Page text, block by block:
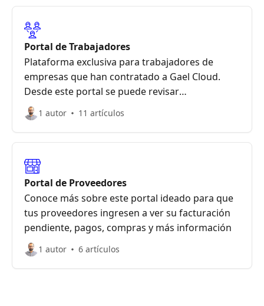
Portal de Trabajadores
Plataforma exclusiva para trabajadores de
empresas que han contratado a Gael Cloud.
Desde este portal se puede revisar
liquidaciones e historial de asistencia, solicitar
ausencias, pedir vacaciones, y más
1 autor 11 artículos
Portal de Proveedores
Conoce más sobre este portal ideado para que
tus proveedores ingresen a ver su facturación
pendiente, pagos, compras y más información
1 autor 6 artículos